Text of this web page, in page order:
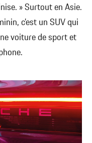
» Surtout en Asie.
c’est un SUV qui
voiture de sport et